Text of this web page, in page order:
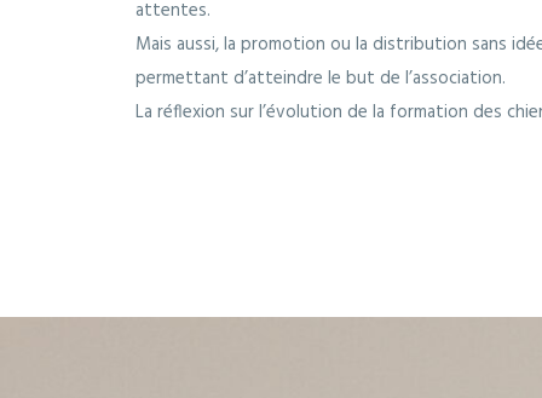
attentes.
Mais aussi, la promotion ou la distribution sans
permettant d’atteindre le but de l’association.
La réflexion sur l’évolution de la formation des